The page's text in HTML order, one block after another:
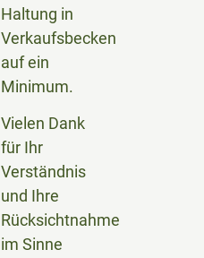
Haltung in
Verkaufsbecken
auf ein
Minimum.
Vielen Dank
für Ihr
Verständnis
und Ihre
Rücksichtnahme
im Sinne